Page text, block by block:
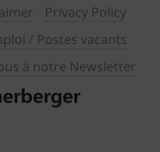
Privacy Policy
/ Postes vacants
à notre Newsletter